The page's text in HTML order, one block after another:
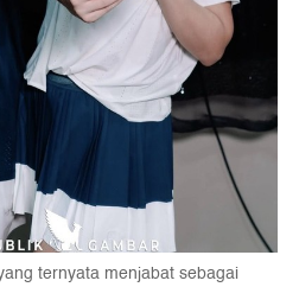
ternyata menjabat sebagai